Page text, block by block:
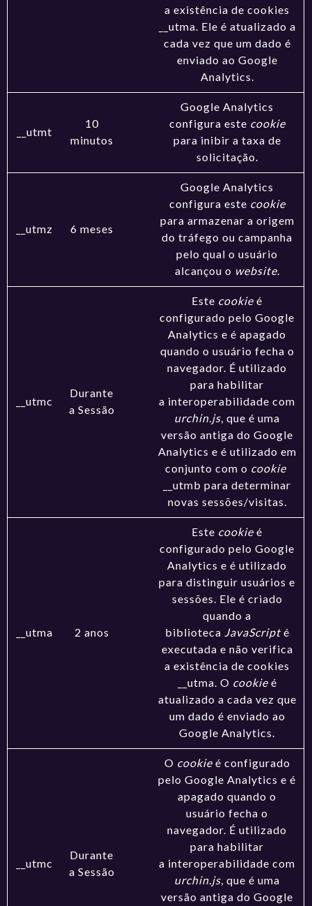
a existência de cookies
__utma. Ele é atualizado a
cada vez que um dado é
enviado ao Google
Analytics.
__utmt
10
minutos
Google Analytics
configura este cookie
para inibir a taxa de
solicitação.
__utmz 6 meses
Google Analytics
configura este cookie
para armazenar a origem
do tráfego ou campanha
pelo qual o usuário
alcançou o website.
__utmc
Durante
a Sessão
Este cookieé
configurado pelo Google
Analytics e é apagado
quando o usuário fecha o
navegador. É utilizado
para habilitar
a interoperabilidade com
urchin.js, que é uma
versão antiga do Google
Analytics e é utilizado em
conjunto com o cookie
__utmb para determinar
novas sessões/visitas.
__utma 2 anos
Este cookieé
configurado pelo Google
Analytics e é utilizado
para distinguir usuários e
sessões. Ele é criado
quando a
biblioteca JavaScripté
executada e não verifica
a existência de cookies
__utma. O cookie é
atualizado a cada vez que
um dado é enviado ao
Google Analytics.
__utmc
Durante
a Sessão
O cookie é configurado
pelo Google Analytics e é
apagado quando o
usuário fecha o
navegador. É utilizado
para habilitar
a interoperabilidade com
urchin.js, que é uma
versão antiga do Google